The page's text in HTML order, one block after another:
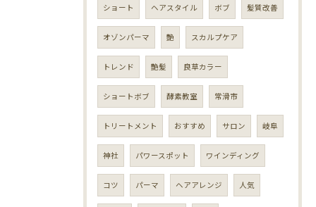
ショート ヘアスタイル ボブ 髪質改善
オゾンパーマ 艶 スカルプケア
トレンド 艶髪 良草カラー
ショートボブ 酵素教室 常滑市
トリートメント おすすめ サロン 岐阜
神社 パワースポット ワインディング
コツ パーマ ヘアアレンジ 人気